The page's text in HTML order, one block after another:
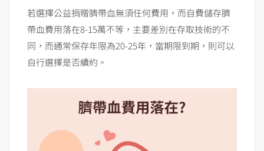
若選擇公益捐贈臍帶血無須任何費用，而自費儲存臍
帶血費用落在8-15萬不等，主要差別在存取技術的不
同，而通常保存年限為20-25年，當期限到期，則可以
自行選擇是否續約。